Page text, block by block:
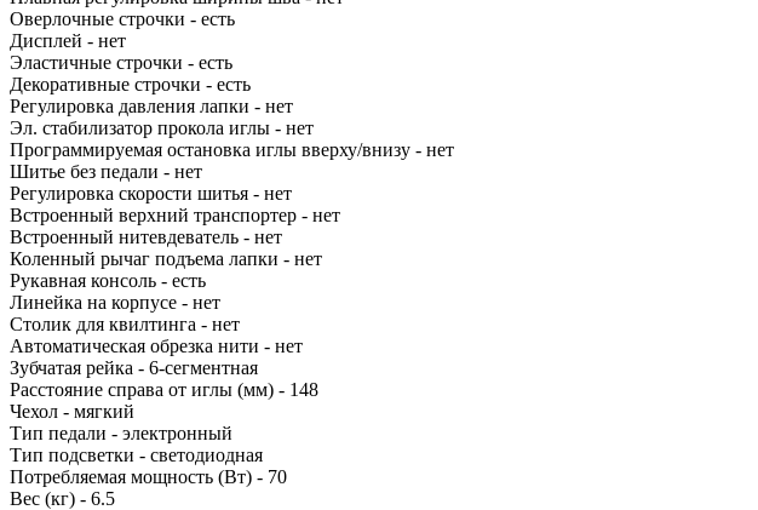
Оверлочные строчки - есть
Дисплей - нет
Эластичные строчки - есть
Декоративные строчки - есть
Регулировка давления лапки - нет
Эл. стабилизатор прокола иглы - нет
Программируемая остановка иглы вверху/внизу - нет
Шитье без педали - нет
Регулировка скорости шитья - нет
Встроенный верхний транспортер - нет
Встроенный нитевдеватель - нет
Коленный рычаг подъема лапки - нет
Рукавная консоль - есть
Линейка на корпусе - нет
Столик для квилтинга - нет
Автоматическая обрезка нити - нет
Зубчатая рейка - 6-сегментная
Расстояние справа от иглы (мм) - 148
Чехол - мягкий
Тип педали - электронный
Тип подсветки - светодиодная
Потребляемая мощность (Вт) - 70
Вес (кг) - 6.5